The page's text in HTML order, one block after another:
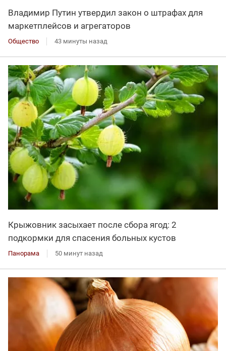
Владимир Путин утвердил закон о штрафах для
маркетплейсов и агрегаторов
Общество 43 минуты назад
Крыжовник засыхает после сбора ягод: 2
подкормки для спасения больных кустов
Панорама 50 минут назад